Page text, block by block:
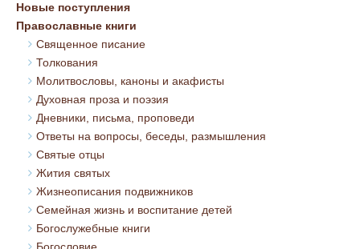
Новые поступления
Православные книги
Священное писание
Толкования
Молитвословы, каноны и акафисты
Духовная проза и поэзия
Дневники, письма, проповеди
Ответы на вопросы, беседы, размышления
Святые отцы
Жития святых
Жизнеописания подвижников
Семейная жизнь и воспитание детей
Богослужебные книги